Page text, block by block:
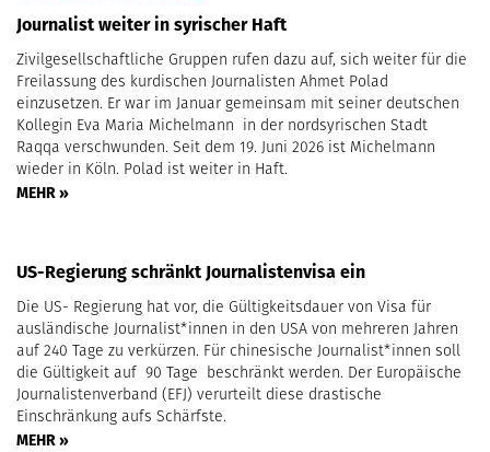
Journalist weiter in syrischer Haft
Zivilgesellschaftliche Gruppen rufen dazu auf, sich weiter für die
Freilassung des kurdischen Journalisten Ahmet Polad
einzusetzen. Er war im Januar gemeinsam mit seiner deutschen
Kollegin Eva Maria Michelmann in der nordsyrischen Stadt
Raqqa verschwunden. Seit dem 19. Juni 2026 ist Michelmann
wieder in Köln. Polad ist weiter in Haft.
MEHR »
US-Regierung schränkt Journalistenvisa ein
Die US- Regierung hat vor, die Gültigkeitsdauer von Visa für
ausländische Journalist*innen in den USA von mehreren Jahren
auf 240 Tage zu verkürzen. Für chinesische Journalist*innen soll
die Gültigkeit auf 90 Tage beschränkt werden. Der Europäische
Journalistenverband (EFJ) verurteilt diese drastische
Einschränkung aufs Schärfste.
MEHR »